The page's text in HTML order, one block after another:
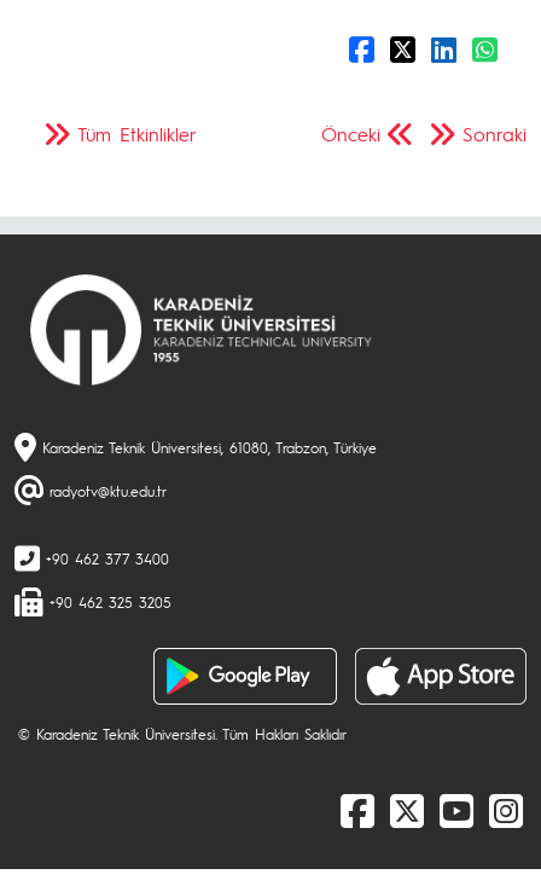
Önceki Sonraki
Tüm Etkinlikler
Karadeniz Teknik Üniversitesi, 61080, Trabzon, Türkiye
radyotv@ktu.edu.tr
+90 462 377 3400
+90 462 325 3205
© Karadeniz Teknik Üniversitesi. Tüm Hakları Saklıdır